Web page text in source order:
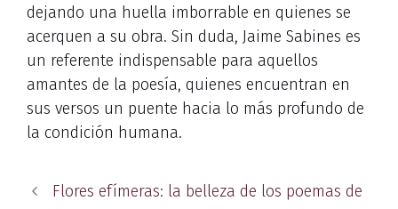
dejando una huella imborrable en quienes se
acerquen a su obra. Sin duda, Jaime Sabines es
un referente indispensable para aquellos
amantes de la poesía, quienes encuentran en
sus versos un puente hacia lo más profundo de
la condición humana.
Flores efímeras: la belleza de los poemas de